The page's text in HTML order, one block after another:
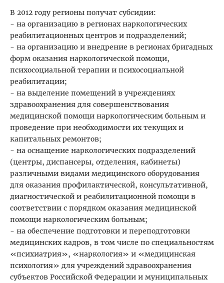
В 2012 году регионы получат субсидии:
- на организацию в регионах наркологических
реабилитационных центров и подразделений;
- на организацию и внедрение в регионах бригадных
форм оказания наркологической помощи,
психосоциальной терапии и психосоциальной
реабилитации;
- на выделение помещений в учреждениях
здравоохранения для совершенствования
медицинской помощи наркологическим больным и
проведение при необходимости их текущих и
капитальных ремонтов;
- на оснащение наркологических подразделений
(центры, диспансеры, отделения, кабинеты)
различными видами медицинского оборудования
для оказания профилактической, консультативной,
диагностической и реабилитационной помощи в
соответствии с порядком оказания медицинской
помощи наркологическим больным;
- на обеспечение подготовки и переподготовки
медицинских кадров, в том числе по специальностям
«психиатрия», «наркология» и «медицинская
психология» для учреждений здравоохранения
субъектов Российской Федерации и муниципальных